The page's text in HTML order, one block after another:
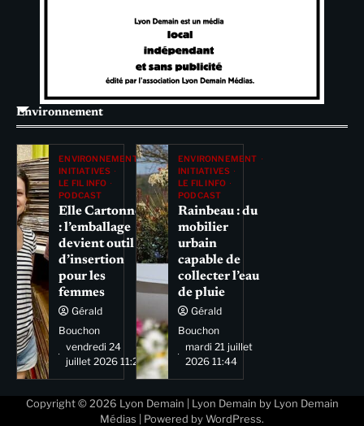
Environnement
ENVIRONNEMENT
INITIATIVES
LE FIL INFO
PODCAST
Elle Cartonne
: l’emballage
devient outil
d’insertion
pour les
femmes
Gérald
Bouchon
vendredi 24
juillet 2026 11:29
ENVIRONNEMENT
INITIATIVES
LE FIL INFO
PODCAST
Rainbeau : du
mobilier
urbain
capable de
collecter l’eau
de pluie
Gérald
Bouchon
mardi 21 juillet
2026 11:44
Copyright © 2026 Lyon Demain | Lyon Demain by Lyon Demain
Médias | Powered by WordPress.